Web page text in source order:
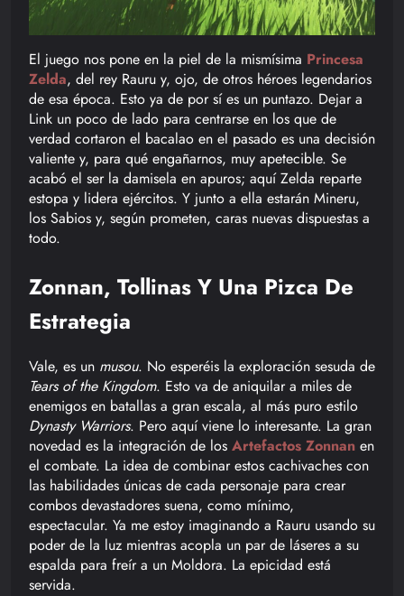
El juego nos pone en la piel de la mismísima Princesa
Zelda, del rey Rauru y, ojo, de otros héroes legendarios
de esa época. Esto ya de por sí es un puntazo. Dejar a
Link un poco de lado para centrarse en los que de
verdad cortaron el bacalao en el pasado es una decisión
valiente y, para qué engañarnos, muy apetecible. Se
acabó el ser la damisela en apuros; aquí Zelda reparte
estopa y lidera ejércitos. Y junto a ella estarán Mineru,
los Sabios y, según prometen, caras nuevas dispuestas a
todo.
Zonnan, Tollinas Y Una Pizca De
Estrategia
Vale, es un musou. No esperéis la exploración sesuda de
Tears of the Kingdom. Esto va de aniquilar a miles de
enemigos en batallas a gran escala, al más puro estilo
Dynasty Warriors. Pero aquí viene lo interesante. La gran
novedad es la integración de los Artefactos Zonnan en
el combate. La idea de combinar estos cachivaches con
las habilidades únicas de cada personaje para crear
combos devastadores suena, como mínimo,
espectacular. Ya me estoy imaginando a Rauru usando su
poder de la luz mientras acopla un par de láseres a su
espalda para freír a un Moldora. La epicidad está
servida.